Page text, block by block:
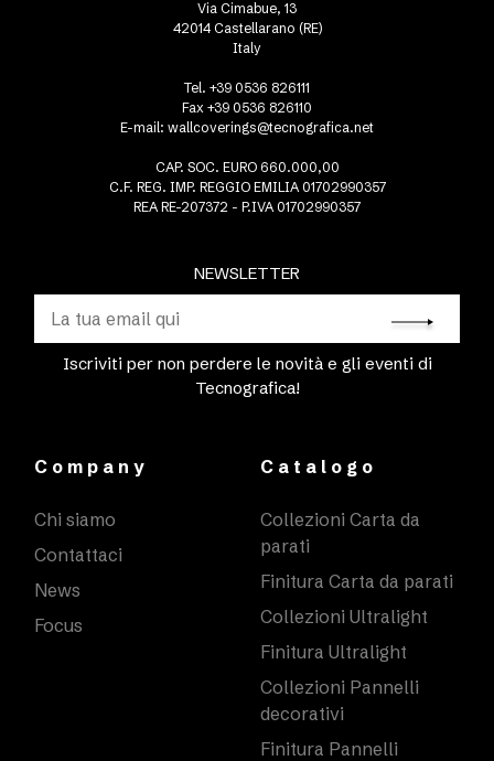
NEWSLETTER
Iscriviti per non perdere le novità e gli eventi di
Tecnografica!
Via Cimabue, 13
42014 Castellarano (RE)
Italy
Tel. +39 0536 826111
Fax +39 0536 826110
E-mail: wallcoverings@tecnografica.net
CAP. SOC. EURO 660.000,00
C.F. REG. IMP. REGGIO EMILIA 01702990357
REA RE-207372 - P.IVA 01702990357
Company
Chi siamo
Contattaci
News
Focus
Catalogo
Collezioni Carta da
parati
Finitura Carta da parati
Collezioni Ultralight
Finitura Ultralight
Collezioni Pannelli
decorativi
Finitura Pannelli